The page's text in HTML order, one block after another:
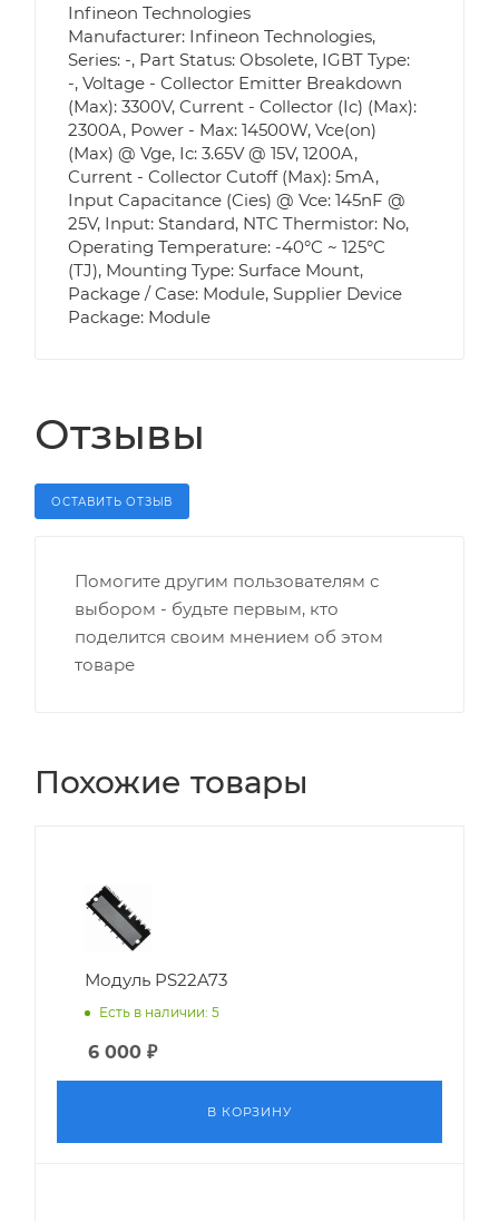
Infineon Technologies
Manufacturer: Infineon Technologies,
Series: -, Part Status: Obsolete, IGBT Type:
-, Voltage - Collector Emitter Breakdown
(Max): 3300V, Current - Collector (Ic) (Max):
2300A, Power - Max: 14500W, Vce(on)
(Max) @ Vge, Ic: 3.65V @ 15V, 1200A,
Current - Collector Cutoff (Max): 5mA,
Input Capacitance (Cies) @ Vce: 145nF @
25V, Input: Standard, NTC Thermistor: No,
Operating Temperature: -40°C ~ 125°C
(TJ), Mounting Type: Surface Mount,
Package / Case: Module, Supplier Device
Package: Module
Отзывы
ОСТАВИТЬ ОТЗЫВ
Помогите другим пользователям с
выбором - будьте первым, кто
поделится своим мнением об этом
товаре
Похожие товары
Модуль PS22A73
Есть в наличии: 5
6 000 ₽
В КОРЗИНУ